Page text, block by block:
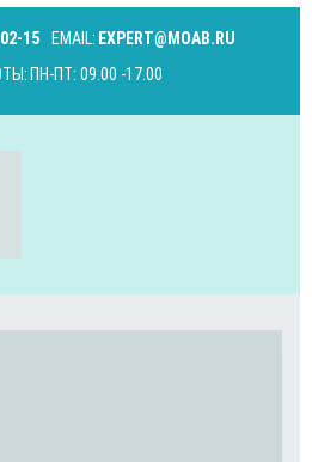
15 EMAIL: EXPERT@MOAB.RU
ПН-ПТ: 09.00 -17.00